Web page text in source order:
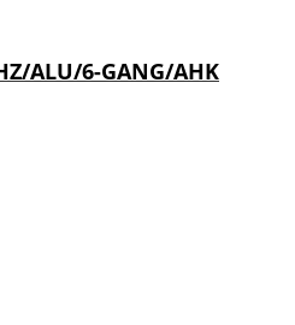
ALU/6-GANG/AHK